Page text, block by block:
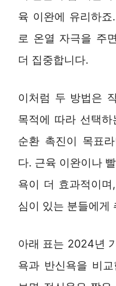
육 이완에 유리하
로 온열 자극을 주
더 집중합니다.
이처럼 두 방법은
목적에 따라 선택
순환 촉진이 목표
다. 근육 이완이나
욕이 더 효과적이
심이 있는 분들에게
아래 표는 2024년
욕과 반신욕을 비